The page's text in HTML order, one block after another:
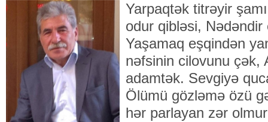
Yarpaqtək titrəyir
odur qibləsi,
Yaşamaq eşqindən
nəfsinin cilovunu çək,
adamtək. Sevgiyə
Ölümü gözləmə özü
hər parlayan zər